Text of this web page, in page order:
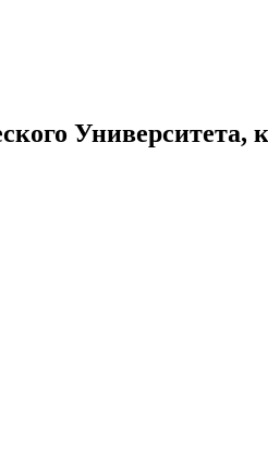
Университета,